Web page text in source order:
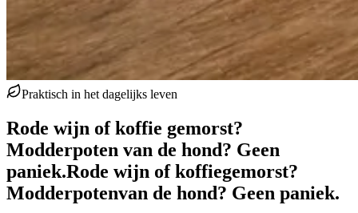
Praktisch in het dagelijks leven
Rode wijn of koffie gemorst?
Modderpoten van de hond? Geen
paniek.Rode wijn of koffiegemorst?
Modderpotenvan de hond? Geen paniek.